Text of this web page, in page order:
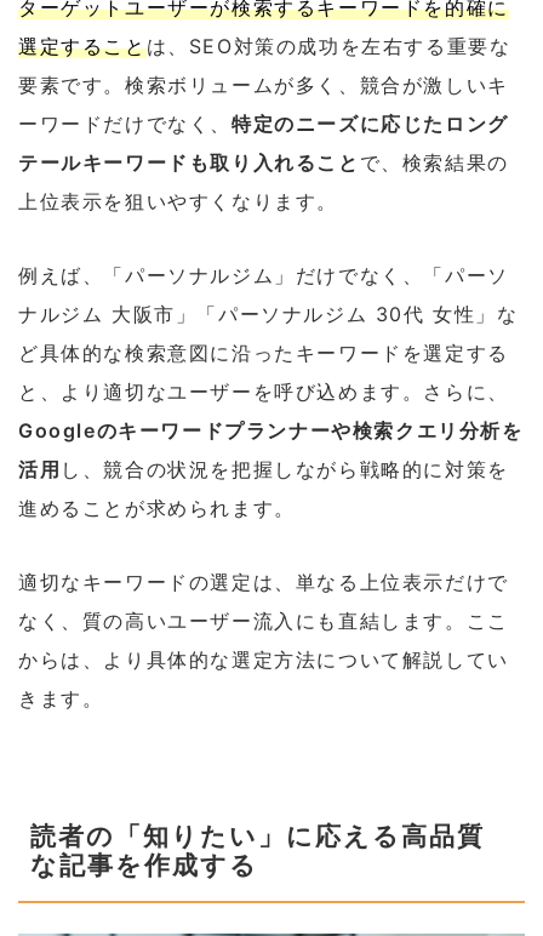
ターゲットユーザーが検索するキーワードを的確に
選定することは、SEO対策の成功を左右する重要な
要素です。検索ボリュームが多く、競合が激しいキ
ーワードだけでなく、特定のニーズに応じたロング
テールキーワードも取り入れること で、検索結果の
上位表示を狙いやすくなります。
例えば、「パーソナルジム」だけでなく、「パーソ
ナルジム 大阪市」「パーソナルジム 30代 女性」な
ど具体的な検索意図に沿ったキーワードを選定する
と、より適切なユーザーを呼び込めます。さらに、
Googleのキーワードプランナーや検索クエリ分析を
活用 し、競合の状況を把握しながら戦略的に対策を
進めることが求められます。
適切なキーワードの選定は、単なる上位表示だけで
なく、質の高いユーザー流入にも直結します。ここ
からは、より具体的な選定方法について解説してい
きます。
読者の「知りたい」に応える高品質
な記事を作成する